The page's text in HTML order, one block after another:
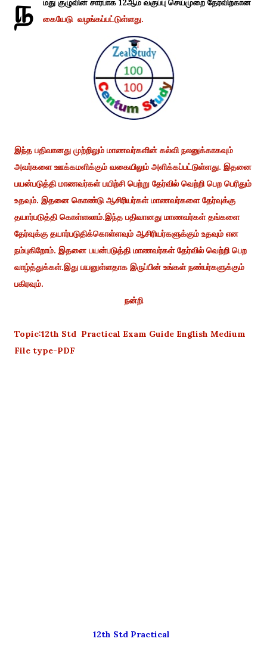
ந
மது குழுவின் சார்பாக 12ஆம் வகுப்பு செய்முறை தேர்விற்கான
கையேடு வழங்கப்பட்டுள்ளது.
இந்த பதிவானது முற்றிலும் மாணவர்களின் கல்வி நலனுக்காகவும்
அவர்களை ஊக்கமளிக்கும் வகையிலும் அளிக்கப்பட்டுள்ளது. இதனை
பயன்படுத்தி மாணவர்கள் பயிற்சி பெற்று தேர்வில் வெற்றி பெற பெரிதும்
உதவும். இதனை கொண்டு ஆசிரியர்கள் மாணவர்களை தேர்வுக்கு
தயார்படுத்தி கொள்ளலாம்.இந்த பதிவானது மாணவர்கள் தங்களை
தேர்வுக்கு தயார்படுதிக்கொள்ளவும் ஆசிரியர்களுக்கும் உதவும் என
நம்புகிறோம். இதனை பயன்படுத்தி மாணவர்கள் தேர்வில் வெற்றி பெற
வாழ்த்துக்கள்.இது பயனுள்ளதாக இருப்பின் உங்கள் நண்பர்களுக்கும்
பகிரவும்.
நன்றி
Topic:12th Std Practical Exam Guide English Medium
File type-PDF
12th Std Practical